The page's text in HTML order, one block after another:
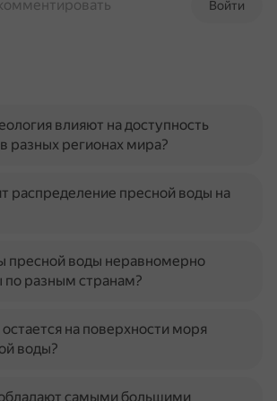
Войти
влияют на доступность
разных регионах мира?
распределение пресной воды на
пресной воды неравномерно
по разным странам?
на поверхности моря
воды?
самыми большими